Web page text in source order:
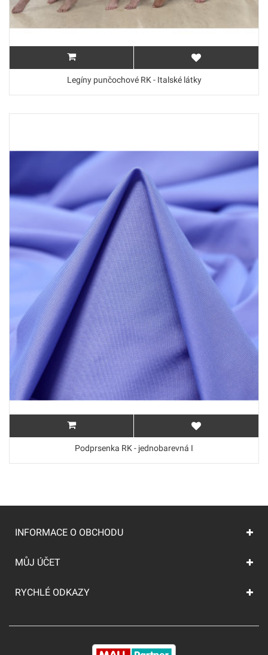
Legíny punčochové RK - Italské látky
Podprsenka RK - jednobarevná I
INFORMACE O OBCHODU
MŮJ ÚČET
RYCHLÉ ODKAZY